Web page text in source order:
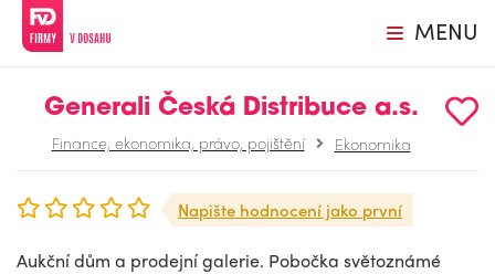
MENU
Generali Česká Distribuce a.s.
Finance, ekonomika, právo, pojištění Ekonomika
Napište hodnocení jako první
Aukční dům a prodejní galerie. Pobočka světoznámé